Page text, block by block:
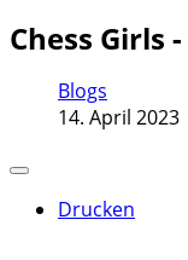
Chess Girls
Blogs
14. April 2023
Drucken